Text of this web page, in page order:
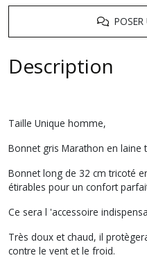
POSER
Description
Taille Unique homme,
Bonnet gris Marathon en laine
Bonnet long de 32 cm tricoté
étirables pour un confort
Ce sera l 'accessoire
Très doux et chaud, il
contre le vent et le froid.